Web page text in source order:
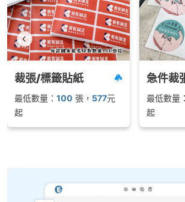
裁張/標籤貼紙
最低數量： 100 張 ， 577元
起
急件裁
最低數量：
起